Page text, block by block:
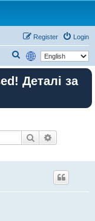
Login
Register
e
a
Деталі за
Search